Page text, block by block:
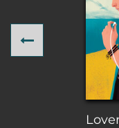
Previous